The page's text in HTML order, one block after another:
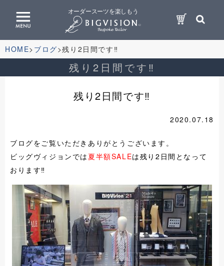
オーダースーツを楽しもう
HOME ブログ 残り2日間です‼
残り2日間です‼
残り2日間です‼
2020.07.18
ブログをご覧いただきありがとうございます。
ビッグヴィジョンでは 夏半額SALEは残り2日間となって
おります‼